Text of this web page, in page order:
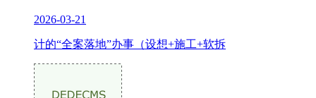
2026-03-21
计的“全案落地”办事（设想+施工+软拆